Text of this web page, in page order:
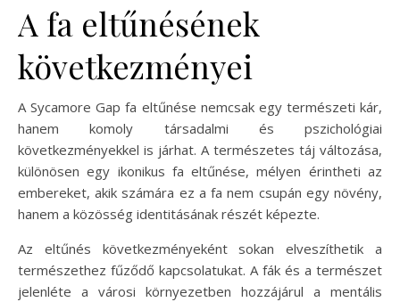
A fa eltűnésének
következményei
A Sycamore Gap fa eltűnése nemcsak egy természeti kár,
hanem komoly társadalmi és pszichológiai
következményekkel is járhat. A természetes táj változása,
különösen egy ikonikus fa eltűnése, mélyen érintheti az
embereket, akik számára ez a fa nem csupán egy növény,
hanem a közösség identitásának részét képezte.
Az eltűnés következményeként sokan elveszíthetik a
természethez fűződő kapcsolatukat. A fák és a természet
jelenléte a városi környezetben hozzájárul a mentális